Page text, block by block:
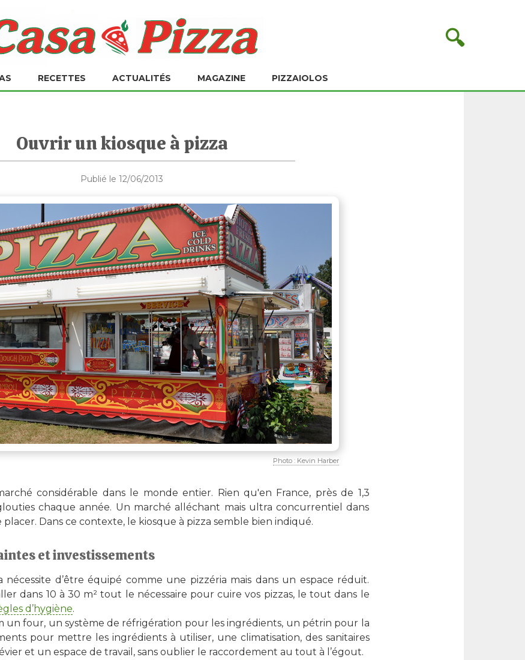
🔍
RECETTES ACTUALITÉS MAGAZINE PIZZAIOLOS
Ouvrir un kiosque à pizza
Publié le 12/06/2013
Photo : Kevin Harber
considérable dans le monde entier. Rien qu'en France, près de 1,3
chaque année. Un marché alléchant mais ultra concurrentiel dans
placer. Dans ce contexte, le kiosque à pizza semble bien indiqué.
et investissements
d’être équipé comme une pizzéria mais dans un espace réduit.
dans 10 à 30 m² tout le nécessaire pour cuire vos pizzas, le tout dans le
d’hygiène.
un four, un système de réfrigération pour les ingrédients, un pétrin pour la
pour mettre les ingrédients à utiliser, une climatisation, des sanitaires
et un espace de travail, sans oublier le raccordement au tout à l’égout.